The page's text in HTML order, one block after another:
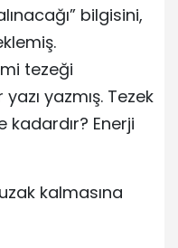
bilgisini,
tezeği
yazmış. Tezek
kadardır? Enerji
kalmasına